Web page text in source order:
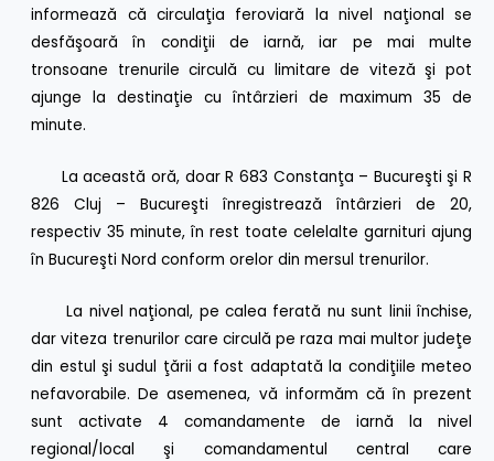
informează că circulaţia feroviară la nivel naţional se
desfăşoară în condiţii de iarnă, iar pe mai multe
tronsoane trenurile circulă cu limitare de viteză şi pot
ajunge la destinaţie cu întârzieri de maximum 35 de
minute.
La această oră, doar R 683 Constanţa – Bucureşti şi R
826 Cluj – Bucureşti înregistrează întârzieri de 20,
respectiv 35 minute, în rest toate celelalte garnituri ajung
în Bucureşti Nord conform orelor din mersul trenurilor.
La nivel naţional, pe calea ferată nu sunt linii închise,
dar viteza trenurilor care circulă pe raza mai multor judeţe
din estul şi sudul ţării a fost adaptată la condiţiile meteo
nefavorabile. De asemenea, vă informăm că în prezent
sunt activate 4 comandamente de iarnă la nivel
regional/local şi comandamentul central care